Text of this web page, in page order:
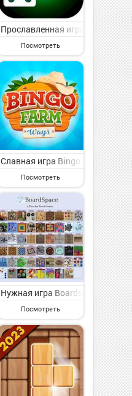
- симпатичная
Прославленная игра Offline
Посмотреть
Match Puzzle 3D на
Славная игра Bingo Farm
Посмотреть
? ??????? на Андроид -
Нужная игра Boardspace.net на
Посмотреть